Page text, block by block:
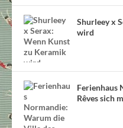
Shurleey x
wird
Ferienhaus
Rêves sich